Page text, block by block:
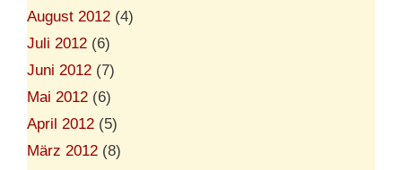
August 2012 (4)
Juli 2012 (6)
Juni 2012 (7)
Mai 2012 (6)
April 2012 (5)
März 2012 (8)